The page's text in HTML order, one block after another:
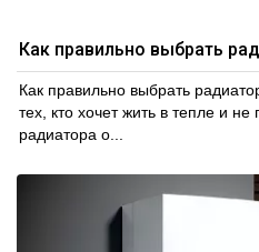
Как правильно выбрать
Как правильно выбрать
тех, кто хочет жить в тепле и
радиатора о...